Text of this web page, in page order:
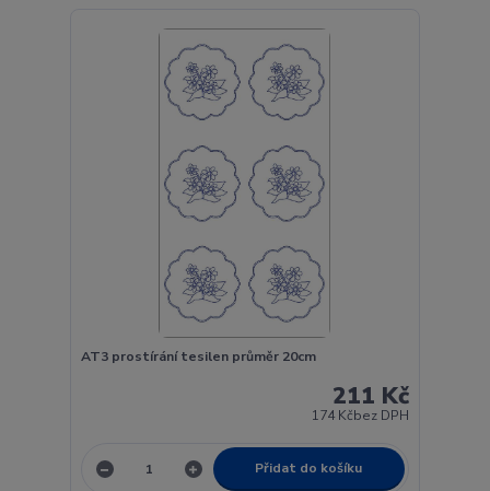
AT3 prostírání tesilen průměr 20cm
211 Kč
174 Kčbez DPH
Přidat do košíku